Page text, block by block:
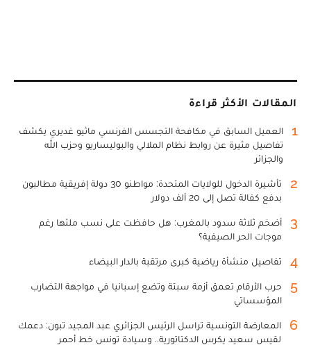
المقالات الأكثر قراءة
1
العميل السابق في مكافحة التجسس الفرنسي ماثيو غديري يكشف
تفاصيل مثيرة عن روابط نظام الملالي والبوليساريو وحزب الله
والجزائر
2
تأشيرة الدخول للولايات المتحدة: مواطنو 30 دولة إفريقية مطالبون
بدفع كفالة تصل إلى 20 ألف دولار
3
أضخم ثلاثة سدود بالمغرب: هل حافظت على نسب ملئها رغم
موجات الحر الصيفية؟
4 تفاصيل منشأة رياضية كبرى مرتقبة بالدار البيضاء
5
حرب الأرقام تعمق أزمة سبتة وتضع إسبانيا في مواجهة التضارب
المؤسساتي
6
المعارضة التونسية تراسل الرئيس الجزائري عبد المجيد تبون: دعمك
لقيس سعيد يكرس الدكتاتورية.. وسيادة تونس خط أحمر